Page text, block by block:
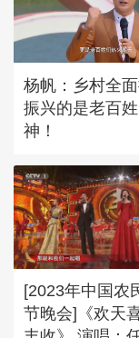
杨帆：乡村全
振兴的是老百
神！
[2023年中国农
节晚会]《欢天